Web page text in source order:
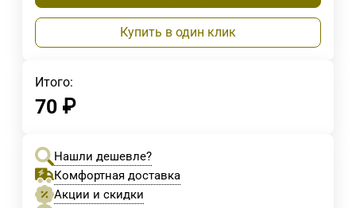
Купить в один клик
Итого:
70 ₽
Нашли дешевле?
Комфортная доставка
Акции и скидки